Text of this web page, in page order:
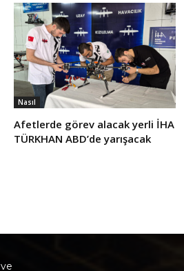
Nasıl
Afetlerde görev alacak yerli İHA
TÜRKHAN ABD’de yarışacak